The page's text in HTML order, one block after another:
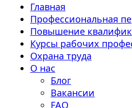
Главная
Профессиональная
Повышение
Курсы рабочих
Охрана труда
О нас
Блог
Вакансии
FAQ